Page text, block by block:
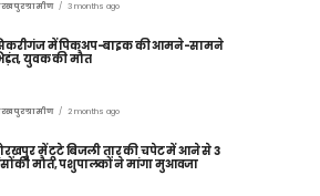
ग्रामीण 3 months ago
में पिकअप-बाइक की आमने-सामने
युवक की मौत
ग्रामीण 2 months ago
में टूटे बिजली तार की चपेट में आने से 3
की मौत, पशुपालकों ने मांगा मुआवजा